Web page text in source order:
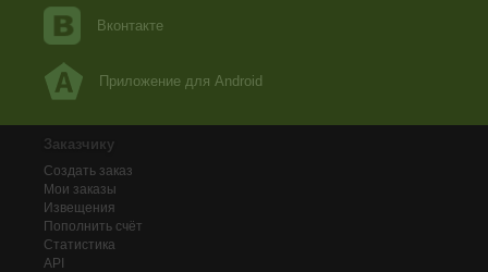
Вконтакте
Приложение для Android
Заказчику
Создать заказ
Мои заказы
Извещения
Пополнить счёт
Статистика
API